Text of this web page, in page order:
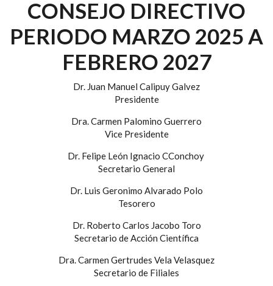
CONSEJO DIRECTIVO
PERIODO MARZO 2025 A
FEBRERO 2027
Dr. Juan Manuel Calipuy Galvez
Presidente
Dra. Carmen Palomino Guerrero
Vice Presidente
Dr. Felipe León Ignacio CConchoy
Secretario General
Dr. Luis Geronimo Alvarado Polo
Tesorero
Dr. Roberto Carlos Jacobo Toro
Secretario de Acción Científica
Dra. Carmen Gertrudes Vela Velasquez
Secretario de Filiales